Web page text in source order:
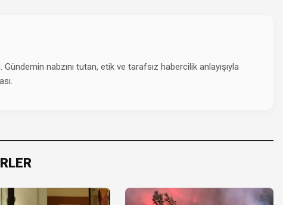
nabzını tutan, etik ve tarafsız habercilik anlayışıyla